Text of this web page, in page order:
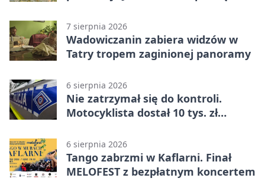
7 sierpnia 2026
Wadowiczanin zabiera widzów w
Tatry tropem zaginionej panoramy
6 sierpnia 2026
Nie zatrzymał się do kontroli.
Motocyklista dostał 10 tys. zł
6 sierpnia 2026
Tango zabrzmi w Kaflarni. Finał
MELOFEST z bezpłatnym koncertem